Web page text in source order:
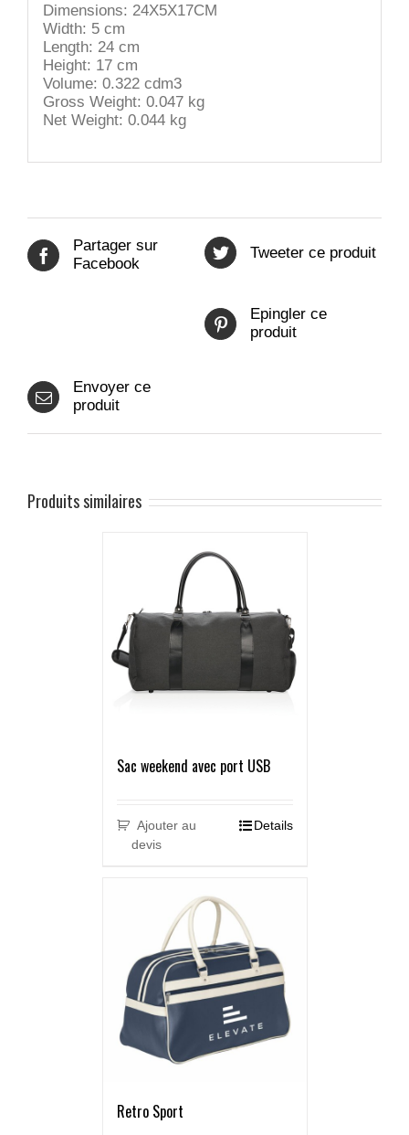
Dimensions: 24X5X17CM
Width: 5 cm
Length: 24 cm
Height: 17 cm
Volume: 0.322 cdm3
Gross Weight: 0.047 kg
Net Weight: 0.044 kg
Partager sur
Facebook
Tweeter ce produit
Epingler ce
produit
Envoyer ce
produit
Produits similaires
Sac weekend avec port USB
Ajouter au
devis
Details
Retro Sport